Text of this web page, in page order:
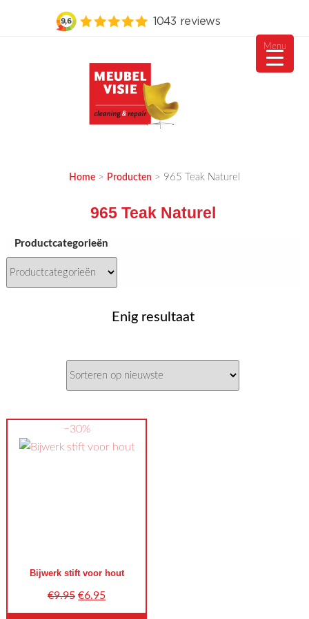
Home > Producten > 965 Teak Naturel
965 Teak Naturel
Productcategorieën
Enig resultaat
−30%
Bijwerk stift voor hout
€9.95 Oorspronkelijke
prijs
€6.95Huidige
prijs
Menu